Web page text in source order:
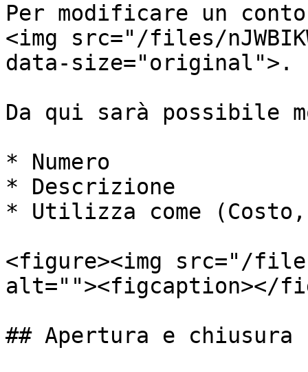
Per modificare un
<img src="/files/
data-size="original">.
Da qui sarà possibile
* Numero
* Descrizione
* Utilizza come
<figure><img src="/files/
alt=""><figcaption></
## Apertura e